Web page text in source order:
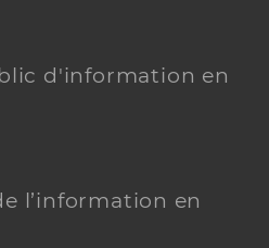
d'information en
l’information en